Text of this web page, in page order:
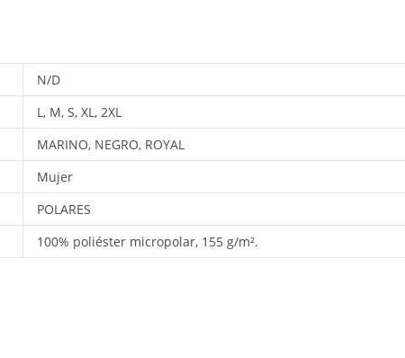
N/D
L, M, S, XL, 2XL
MARINO, NEGRO, ROYAL
Mujer
POLARES
100% poliéster micropolar, 155 g/m².